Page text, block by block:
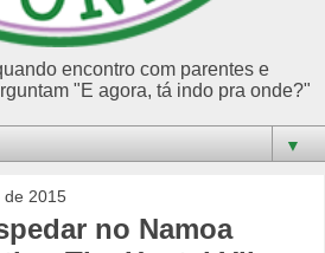
encontro com parentes e
"E agora, tá indo pra onde?"
▼
de 2015
no Namoa